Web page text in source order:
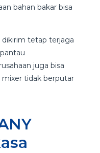
bahan bakar bisa
dikirim tetap terjaga
juga bisa
tidak berputar